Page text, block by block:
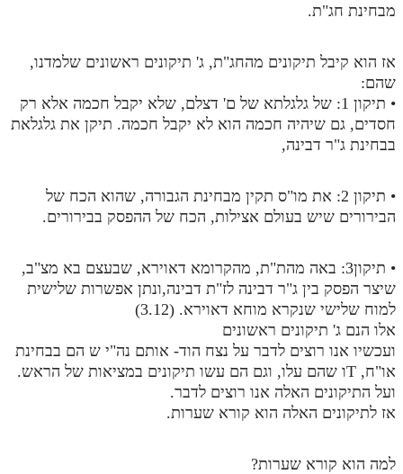
מבחינת חג"ת.
אז הוא קיבל תיקונים מהחג"ת, ג' תיקונים ראשונים שלמדנו,
שהם:
• תיקון 1: של גלגלתא של ם' דצלם, שלא יקבל חכמה אלא רק
חסדים, גם שיהיה חכמה הוא לא יקבל חכמה. תיקן את גלגלאת
בבחינת ג"ר דבינה,
• תיקון 2: את מו"ס תקין מבחינת הגבורה, שהוא הכח של
הבירורים שיש בעולם אצילות, הכח של ההפסק בבירורים.
• תיקון3: באה מהת"ת, מהקרומא דאוירא, שבעצם בא מצ"ב,
שיצר הפסק בין ג"ר דבינה לז"ת דבינה,ונתן אפשרות שלישית
למוח שלישי שנקרא מוחא דאוירא. (3.12)
אלו הנם ג' תיקונים ראשונים
ועכשיו אנו רוצים לדבר על נצח הוד- אותם נה"י ש הם בבחינת
או"ח, Tו שהם עלו, וגם הם עשו תיקונים במציאות של הראש.
ועל התיקונים האלה אנו רוצים לדבר.
אז לתיקונים האלה הוא קורא שערות.
למה הוא קורא שערות?